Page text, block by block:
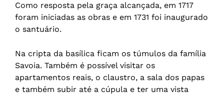
Como resposta pela graça alcançada, em 1717
foram iniciadas as obras e em 1731 foi inaugurado
o santuário.
Na cripta da basílica ficam os túmulos da família
Savoia. Também é possível visitar os
apartamentos reais, o claustro, a sala dos papas
e também subir até a cúpula e ter uma vista